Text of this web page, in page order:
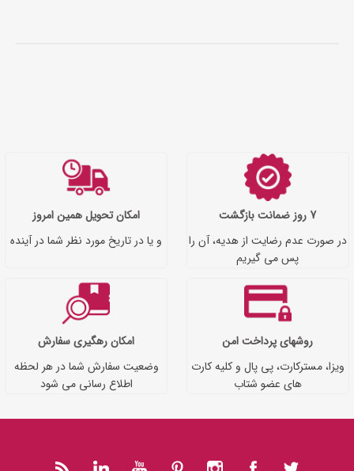
7 روز ضمانت بازگشت
در صورت عدم رضایت از هدیه، آن را
پس می گیریم
امکان تحویل همین امروز
و یا در تاریخ مورد نظر شما در آینده
روشهای پرداخت امن
ویزا، مسترکارت، پی پال و کلیه کارت
های عضو شتاب
امکان رهگیری سفارش
وضعیت سفارش شما در هر لحظه
اطلاع رسانی می شود